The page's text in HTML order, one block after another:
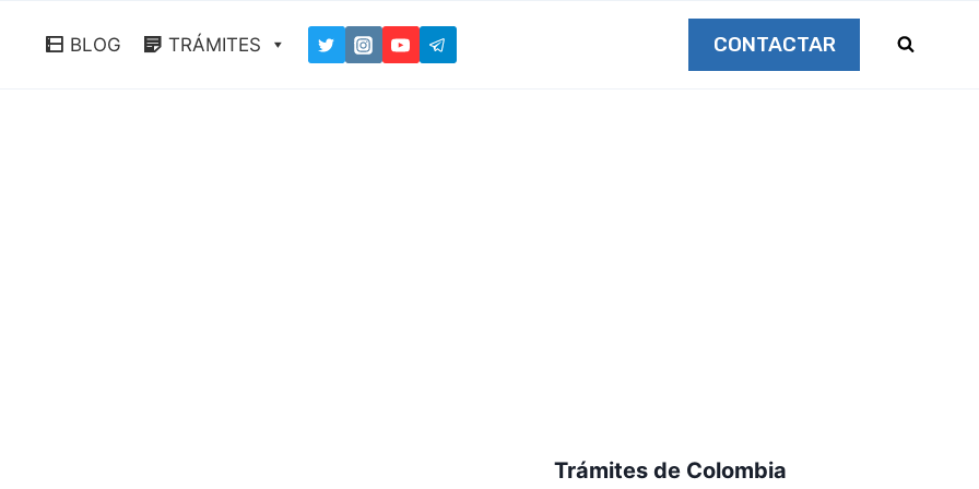
BLOG TRÁMITES CONTACTAR
Trámites de Colombia